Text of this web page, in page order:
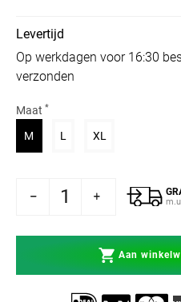
Levertijd
Op werkdagen voor 16:30
verzonden
Maat *
M Variant uitverkocht of niet
L Variant uitverkocht of
XL
Challenger
Scheenbeschermers
Aan